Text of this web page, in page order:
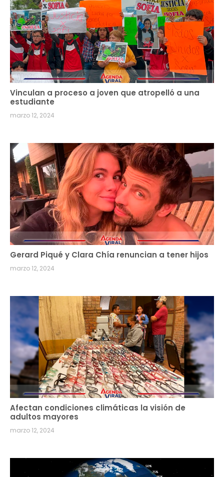
Vinculan a proceso a joven que atropelló a una
estudiante
marzo 12, 2024
Gerard Piqué y Clara Chía renuncian a tener hijos
marzo 12, 2024
Afectan condiciones climáticas la visión de
adultos mayores
marzo 12, 2024